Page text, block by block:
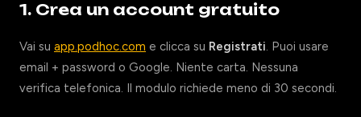
1. Crea un account gratuito
Vai su app.podhoc.com e clicca su Registrati. Puoi usare
email + password o Google. Niente carta. Nessuna
verifica telefonica. Il modulo richiede meno di 30 secondi.